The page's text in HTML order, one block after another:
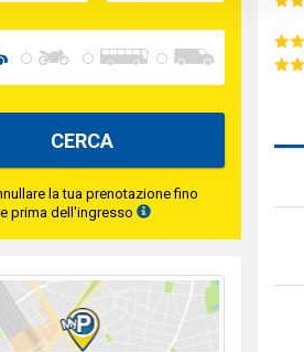
CERCA
la tua prenotazione fino
prima dell'ingresso